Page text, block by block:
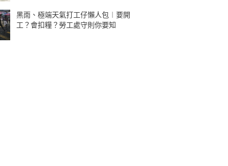
黑雨、極端天氣打工仔懶人包︱要開
工？會扣糧？勞工處守則你要知